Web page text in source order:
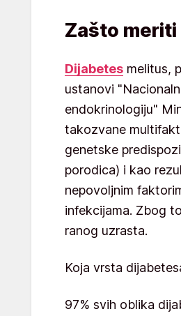
Zašto
Dijabetes melitus,
ustanovi
endokrinologiju"
takozvane
genetske
porodica) i kao
nepovoljnim
infekcijama. Zbog
ranog uzrasta.
Koja vrsta
97% svih oblika